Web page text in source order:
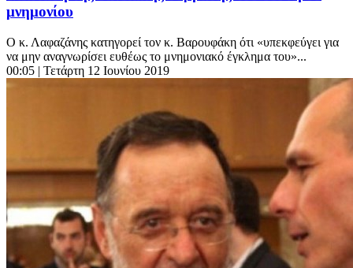
μνημονίου
Ο κ. Λαφαζάνης κατηγορεί τον κ. Βαρουφάκη ότι «υπεκφεύγει για
να μην αναγνωρίσει ευθέως το μνημονιακό έγκλημα του»...
00:05 | Τετάρτη 12 Ιουνίου 2019